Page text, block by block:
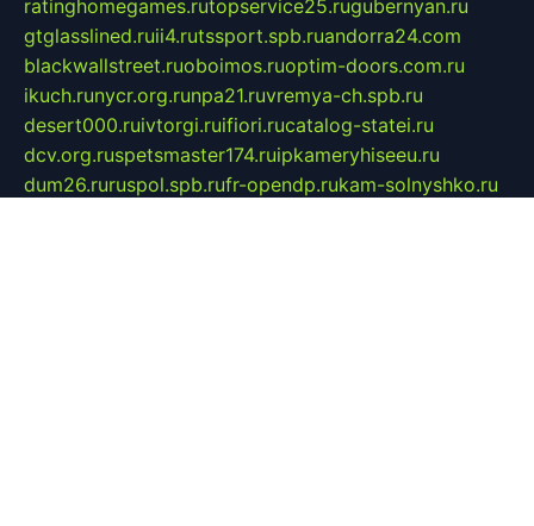
ratinghomegames.rutopservice25.rugubernyan.ru
gtglasslined.ruii4.rutssport.spb.ruandorra24.com
blackwallstreet.ruoboimos.ruoptim-doors.com.ru
ikuch.runycr.org.runpa21.ruvremya-ch.spb.ru
desert000.ruivtorgi.ruifiori.rucatalog-statei.ru
dcv.org.ruspetsmaster174.ruipkameryhiseeu.ru
dum26.ruruspol.spb.rufr-opendp.rukam-solnyshko.ru